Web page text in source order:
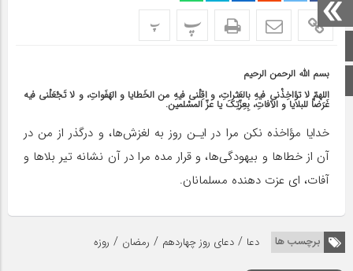
صفحه اصلی
اینستاگرام
پ پ
بسم الله الرحمن الرحیم
اللهمّ لا تؤاخِذْنی فیهِ بالعَثراتِ، و اقِلْنی فیهِ من الخَطایا و الهَفَواتِ، و لا تَجْعَلْنی فیه
غَرَضاً للبلایا و الآفاتِ، بِعِزّتِکَ یا عزّ المسْلمین.
خدایا مؤاخذه نکن مرا در ایـن روز به لغزش‌ها، و درگذر از من در
آن از خطاها و بیهودگی‌ها، و قرار مده مرا در آن نشانه تیر بلاها و
آفات، ای عزت دهنده مسلمانان.
برچسب ها دعا / دعای روز چهاردهم / رمضان / روزه